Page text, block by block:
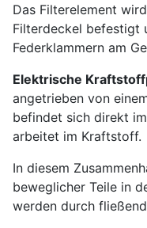
Das Filterelement
Filterdeckel befestigt
Federklammern am
Elektrische
angetrieben von
befindet sich direkt
arbeitet im Kraftstoff.
In diesem
beweglicher Teile in
werden durch